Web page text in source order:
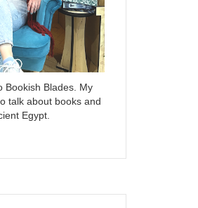
Bookish Blades. My
talk about books and
Egypt.